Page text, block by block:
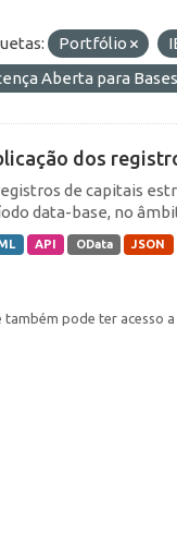
Portfólio
Aberta para
dos
de capitais
data-base, no
API OData JSON
também pode ter acesso